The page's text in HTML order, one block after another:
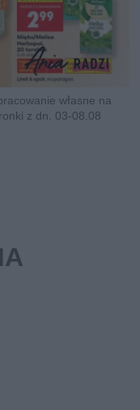
własne na
z dn. 03-08.08